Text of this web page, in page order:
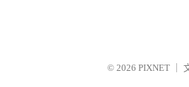
© 2026 PIXNET